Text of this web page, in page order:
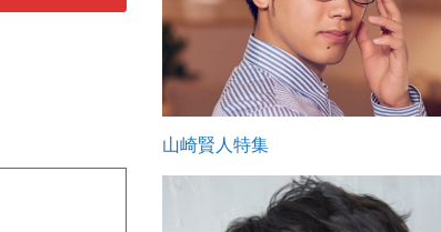
山崎賢人特集